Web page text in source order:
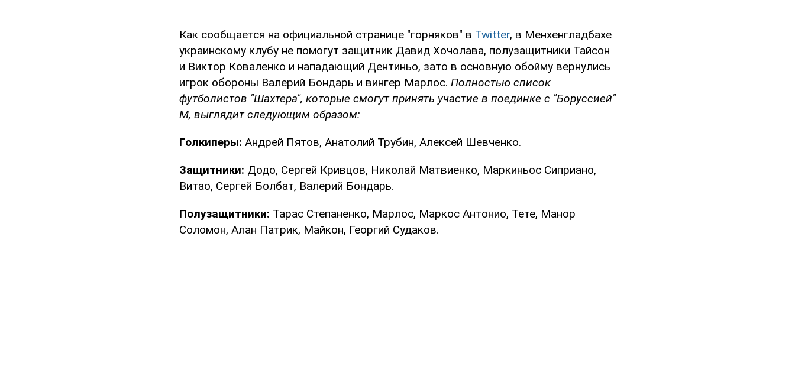
Как сообщается на официальной странице "горняков" в Twitter, в Менхенгладбахе
украинскому клубу не помогут защитник Давид Хочолава, полузащитники Тайсон
и Виктор Коваленко и нападающий Дентиньо, зато в основную обойму вернулись
игрок обороны Валерий Бондарь и вингер Марлос. Полностью список
футболистов "Шахтера", которые смогут принять участие в поединке с "Боруссией"
М, выглядит следующим образом:
Голкиперы: Андрей Пятов, Анатолий Трубин, Алексей Шевченко.
Защитники: Додо, Сергей Кривцов, Николай Матвиенко, Маркиньос Сиприано,
Витао, Сергей Болбат, Валерий Бондарь.
Полузащитники: Тарас Степаненко, Марлос, Маркос Антонио, Тете, Манор
Соломон, Алан Патрик, Майкон, Георгий Судаков.